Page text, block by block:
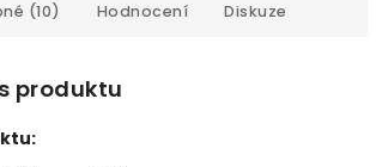
(10) Hodnocení Diskuze
produktu